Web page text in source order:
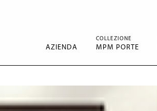
AZIENDA
COLLEZIONE
MPM PORTE